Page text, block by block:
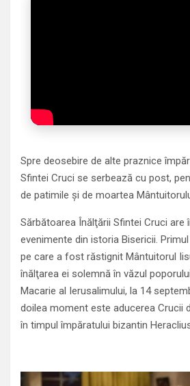
Spre deosebire de alte praznice
Sfintei Cruci se serbează cu post,
de patimile şi de moartea
Sărbătoarea Înălţării Sfintei Cruci are
evenimente din istoria Bisericii.
pe care a fost răstignit Mântuitorul
înălţarea ei solemnă în văzul
Macarie al Ierusalimului, la 14
doilea moment este aducerea Crucii
în timpul împăratului bizantin